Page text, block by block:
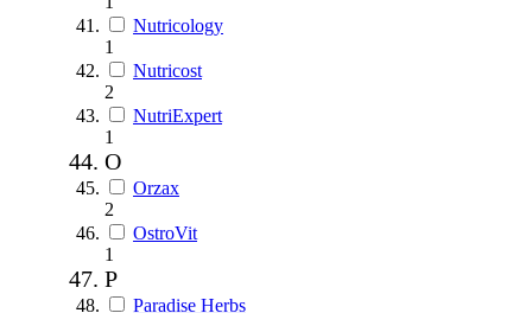
Nutricology
1
Nutricost
2
NutriExpert
1
O
Orzax
2
OstroVit
1
P
Paradise Herbs